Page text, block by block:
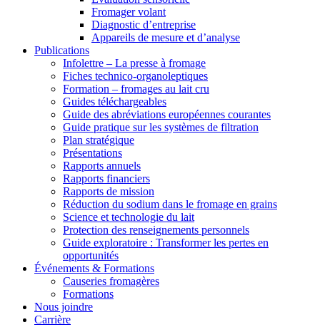
Fromager volant
Diagnostic d’entreprise
Appareils de mesure et d’analyse
Publications
Infolettre – La presse à fromage
Fiches technico-organoleptiques
Formation – fromages au lait cru
Guides téléchargeables
Guide des abréviations européennes courantes
Guide pratique sur les systèmes de filtration
Plan stratégique
Présentations
Rapports annuels
Rapports financiers
Rapports de mission
Réduction du sodium dans le fromage en grains
Science et technologie du lait
Protection des renseignements personnels
Guide exploratoire : Transformer les pertes en
opportunités
Événements & Formations
Causeries fromagères
Formations
Nous joindre
Carrière